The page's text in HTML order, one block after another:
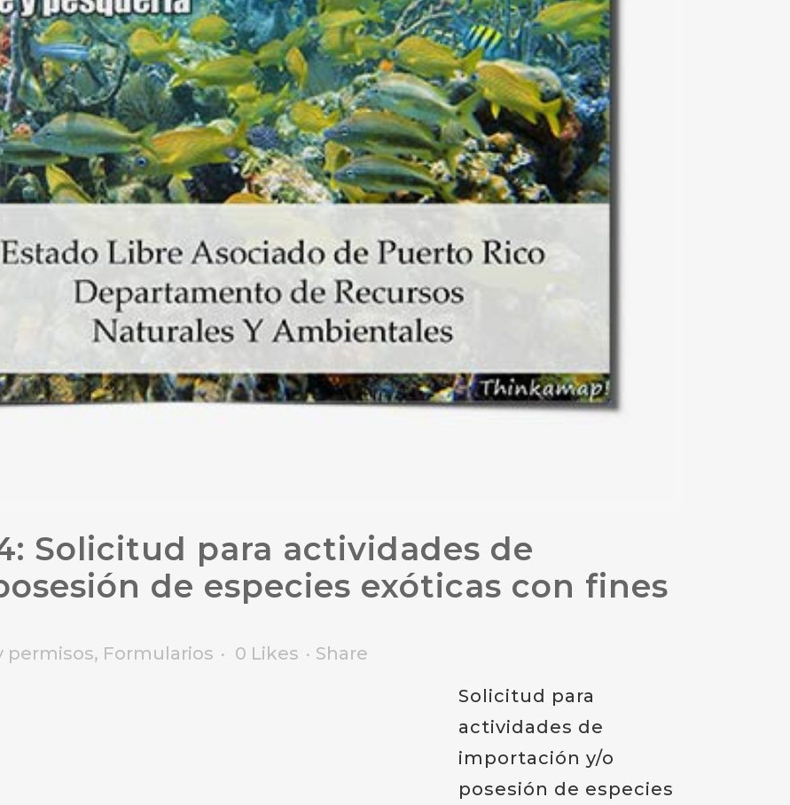
Solicitud para actividades de
de especies exóticas con fines
permisos, Formularios 0 Likes
Share
Solicitud para
actividades de
importación y/o
posesión de especies